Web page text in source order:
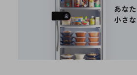
ビジネス向けスマートフォン
タフネススマートフォン